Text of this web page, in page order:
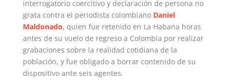
interrogatorio coercitivo y declaración de persona no
grata contra el periodista colombiano Daniel
Maldonado, quien fue retenido en La Habana horas
antes de su vuelo de regreso a Colombia por realizar
grabaciones sobre la realidad cotidiana de la
población, y fue obligado a borrar contenido de su
dispositivo ante seis agentes.